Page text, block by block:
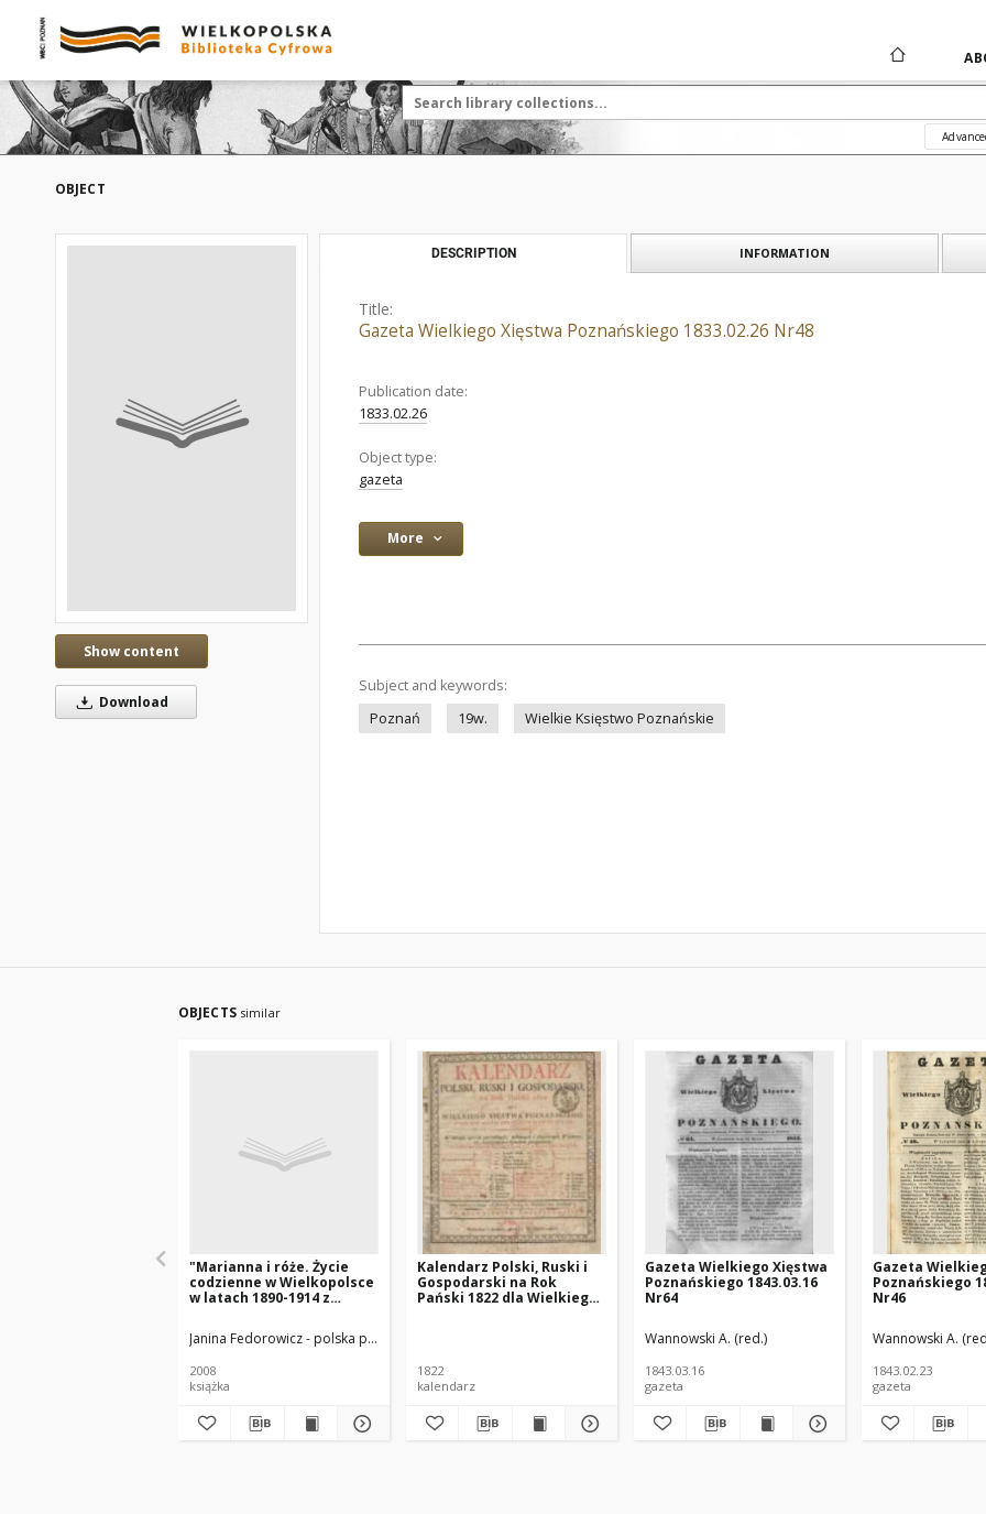
OBJECT
Show content
Download
DESCRIPTION INFORMATION
Title:
Gazeta Wielkiego Xięstwa Poznańskiego 1833.02.26 Nr48
Publication date:
1833.02.26
Object type:
gazeta
More
Subject and keywords:
Poznań
19w. Wielkie Księstwo Poznańskie
OBJECTS similar
"Marianna i róże. Życie
codzienne w Wielkopolsce
w latach 1890-1914 z
Janina Fedorowicz - polska pisarka
Joanna Konopińska (1925 -1996; Poznań) - polska pisarka; https://pl.wikipedia.org/wiki/
2008
książka
Kalendarz Polski, Ruski i
Gospodarski na Rok
Pański 1822 dla Wielkiego
1822
kalendarz
Gazeta Wielkiego Xięstwa
Poznańskiego 1843.03.16
Nr64
Wannowski A. (red.)
1843.03.16
gazeta
Gazeta
Poznańskiego
Nr46
Wannowski A.
1843.02.23
gazeta